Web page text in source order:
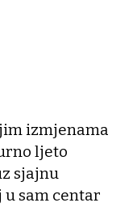
izmjenama
ljeto
sjajnu
sam centar